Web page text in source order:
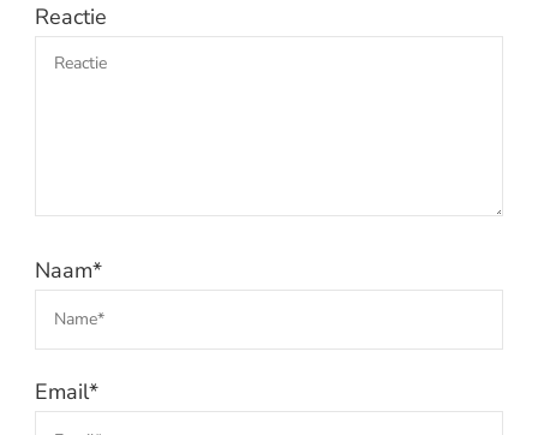
Reactie
Naam*
Email*